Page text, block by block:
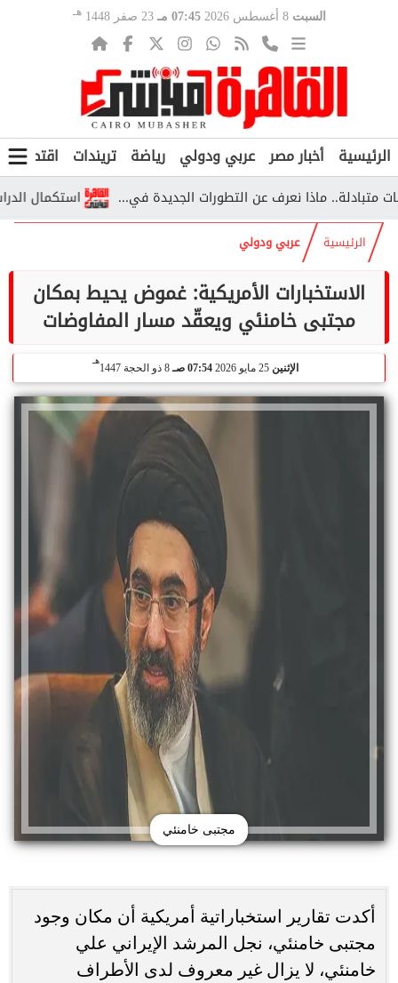
السبت 8 أغسطس 2026 07:45 مـ 23 صفر 1448 هـ
الرئيسية أخبار مصر عربي ودولي رياضة تريندات اقتصاد
استكمال الدراسة خارج مصر 2026.. الشروط ماذا نعرف عن التطورات الجديدة في...
الرئيسية عربي ودولي
الاستخبارات الأمريكية: غموض يحيط بمكان
مجتبى خامنئي ويعقّد مسار المفاوضات
الإثنين 07:54 صـ 8 ذو الحجة 1447
هـ
مجتبى خامنئي
أكدت تقارير استخباراتية أمريكية أن مكان وجود
مجتبى خامنئي، نجل المرشد الإيراني علي
خامنئي، لا يزال غير معروف لدى الأطراف